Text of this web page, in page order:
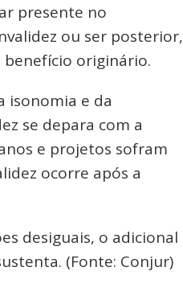
presente no
ou ser posterior,
benefício originário.
isonomia e da
se depara com a
e projetos sofram
ocorre após a
desiguais, o adicional
(Fonte: Conjur)